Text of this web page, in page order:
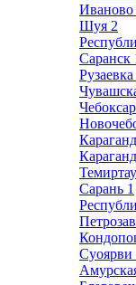
Иваново
Шуя 2
Саранск
Рузаевка
Темиртау
Сарань 1
Суоярви